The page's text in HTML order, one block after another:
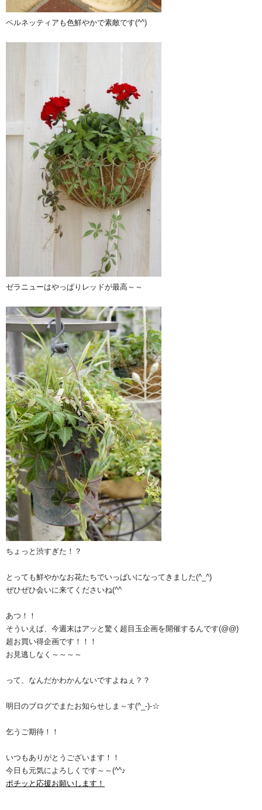
ペルネッティアも色鮮やかで素敵です(^^)
ゼラニューはやっぱりレッドが最高～～
ちょっと渋すぎた！？
とっても鮮やかなお花たちでいっぱいになってきました(^_^)
ぜひぜひ会いに来てくださいね(^^ゞ
あつ！！
そういえば、今週末はアッと驚く超目玉企画を開催するんです(@@)
超お買い得企画です！！！
お見逃しなく～～～～
って、なんだかわかんないですよねぇ？？
明日のブログでまたお知らせしま～す(^_-)-☆
乞うご期待！！
いつもありがとうございます！！
今日も元気によろしくです～～(^^♪
ポチッと応援お願いします！